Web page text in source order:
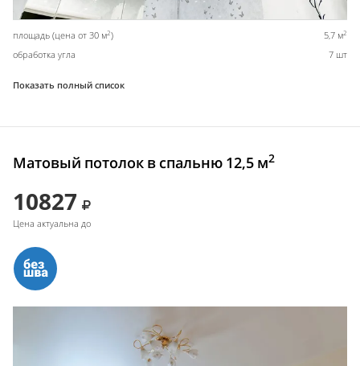
площадь (цена от 30 м2) 5,7 м2
обработка угла 7 шт
Показать полный список
Матовый потолок в спальню 12,5 м2
10827
Цена актуальна до